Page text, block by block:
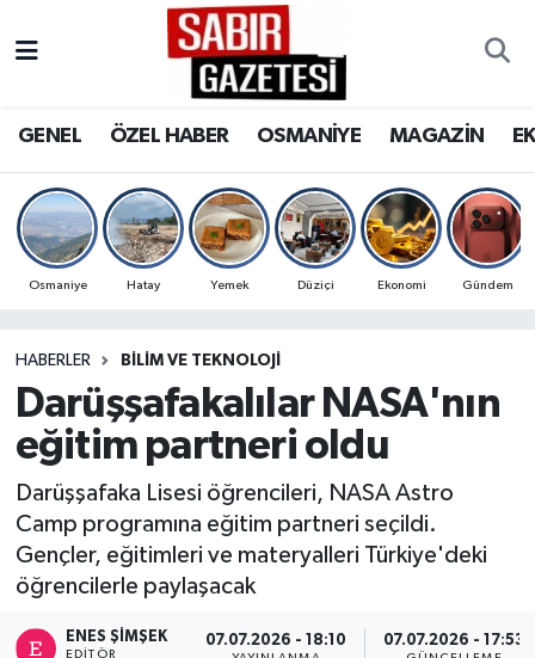
GENEL ÖZEL HABER OSMANİYE MAGAZİN
Osmaniye Hatay Yemek Düziçi Ekonomi Gündem
HABERLER BILIM VE TEKNOLOJI
Darüşşafakalılar NASA'nın
eğitim partneri oldu
Darüşşafaka Lisesi öğrencileri, NASA Astro
Camp programına eğitim partneri seçildi.
Gençler, eğitimleri ve materyalleri Türkiye'deki
öğrencilerle paylaşacak
ENES ŞIMŞEK
EDITÖR
07.07.2026 - 18:10 07.07.2026 - 17:53
OSMANİYE
MAGAZİN
SPOR
RESMİ İLANLAR
Osmaniye Nöbetçi Eczaneler
Osmaniye Trafik Yoğunluk Haritası
Süper Lig Puan Durumu ve Fikstür
Son Dakika Haberleri
Haber Arşivi